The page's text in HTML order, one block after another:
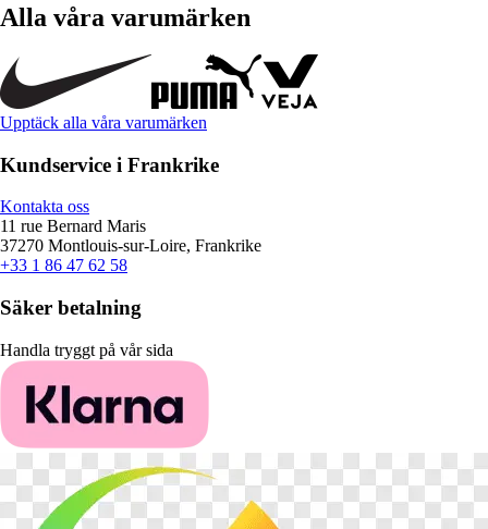
Alla våra varumärken
Upptäck alla våra varumärken
Kundservice i Frankrike
Kontakta oss
11 rue Bernard Maris
37270 Montlouis-sur-Loire, Frankrike
+33 1 86 47 62 58
Säker betalning
Handla tryggt på vår sida